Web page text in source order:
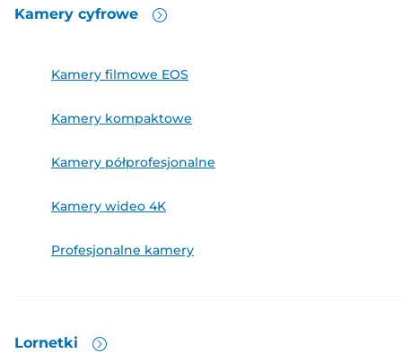
Kamery cyfrowe
Kamery filmowe EOS
Kamery kompaktowe
Kamery półprofesjonalne
Kamery wideo 4K
Profesjonalne kamery
Lornetki